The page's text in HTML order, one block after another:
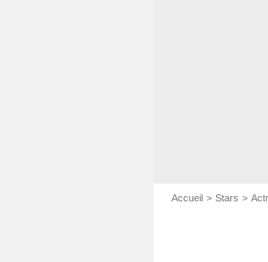
Accueil Stars